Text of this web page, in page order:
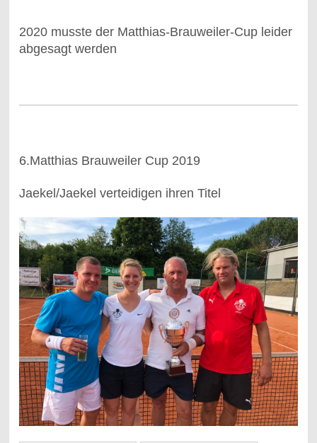
2020 musste der Matthias-Brauweiler-Cup leider
abgesagt werden
6.Matthias Brauweiler Cup 2019
Jaekel/Jaekel verteidigen ihren Titel